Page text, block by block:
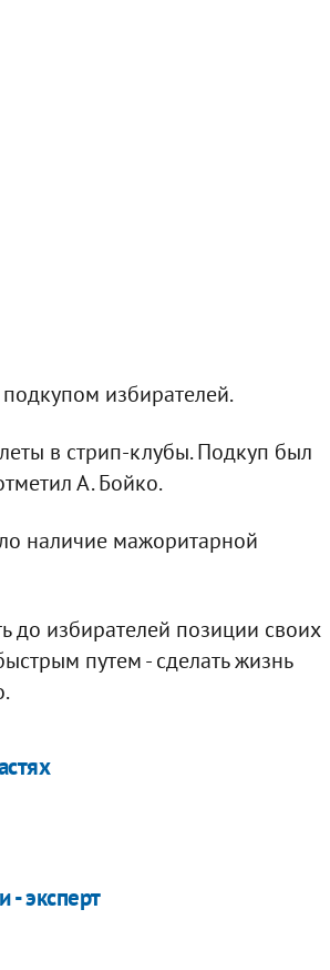
избирателей.
в стрип-клубы. Подкуп был
А. Бойко.
наличие мажоритарной
до избирателей позиции своих
путем - сделать жизнь
- эксперт